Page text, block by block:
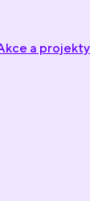
a projekty